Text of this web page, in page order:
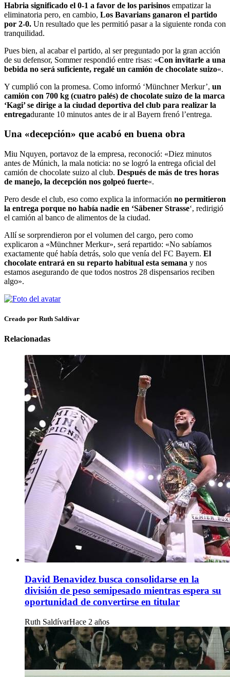
Habria significado el 0-1 a favor de los parisinos empatizar la
eliminatoria pero, en cambio, Los Bavarians ganaron el partido
por 2-0. Un resultado que les permitió pasar a la siguiente ronda con
tranquilidad.
Pues bien, al acabar el partido, al ser preguntado por la gran acción
de su defensor, Sommer respondió entre risas: «Con invitarle a una
bebida no será suficiente, regalé un camión de chocolate suizo«.
Y cumplió con la promesa. Como informó ‘Münchner Merkur’, un
camión con 700 kg (cuatro palés) de chocolate suizo de la marca
‘Kagi’ se dirige a la ciudad deportiva del club para realizar la
entregadurante 10 minutos antes de ir al Bayern frenó l’entrega.
Una «decepción» que acabó en buena obra
Miu Nquyen, portavoz de la empresa, reconoció: «Diez minutos
antes de Múnich, la mala noticia: no se logró la entrega oficial del
camión de chocolate suizo al club. Después de más de tres horas
de manejo, la decepción nos golpeó fuerte«.
Pero desde el club, eso como explica la información no permitieron
la entrega porque no había nadie en ‘Säbener Strasse‘, redirigió
el camión al banco de alimentos de la ciudad.
Allí se sorprendieron por el volumen del cargo, pero como
explicaron a «Münchner Merkur», será repartido: «No sabíamos
exactamente qué había detrás, solo que venía del FC Bayern. El
chocolate entrará en su reparto habitual esta semana y nos
estamos asegurando de que todos nostros 28 dispensarios reciben
algo».
Creado por Ruth Saldívar
Relacionadas
David Benavidez busca consolidarse en la
división de peso semipesado mientras espera su
oportunidad de convertirse en titular
Ruth SaldívarHace 2 años